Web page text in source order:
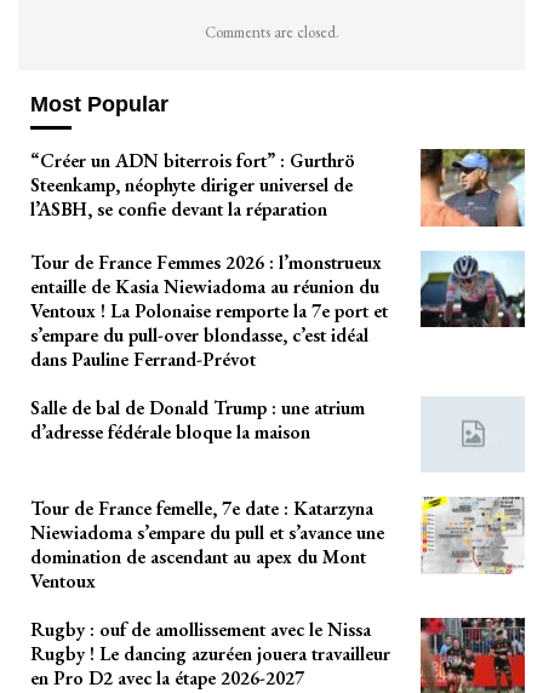
Comments are closed.
Most Popular
“Créer un ADN biterrois fort” : Gurthrö
Steenkamp, néophyte diriger universel de
l’ASBH, se confie devant la réparation
Tour de France Femmes 2026 : l’monstrueux
entaille de Kasia Niewiadoma au réunion du
Ventoux ! La Polonaise remporte la 7e port et
s’empare du pull-over blondasse, c’est idéal
dans Pauline Ferrand-Prévot
Salle de bal de Donald Trump : une atrium
d’adresse fédérale bloque la maison
Tour de France femelle, 7e date : Katarzyna
Niewiadoma s’empare du pull et s’avance une
domination de ascendant au apex du Mont
Ventoux
Rugby : ouf de amollissement avec le Nissa
Rugby ! Le dancing azuréen jouera travailleur
en Pro D2 avec la étape 2026-2027